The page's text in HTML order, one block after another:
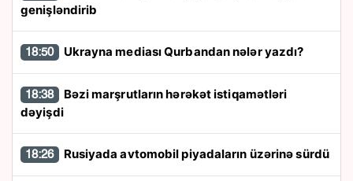
genişləndirib
18:50 Ukrayna mediası Qurbandan nələr yazdı?
18:38
dəyişdi
18:26 Rusiyada avtomobil piyadaların üzərinə sürdü